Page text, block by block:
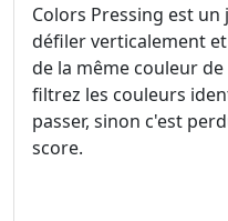
Colors Pressing est un
défiler verticalement
de la même couleur
filtrez les couleurs
passer, sinon c'est
score.